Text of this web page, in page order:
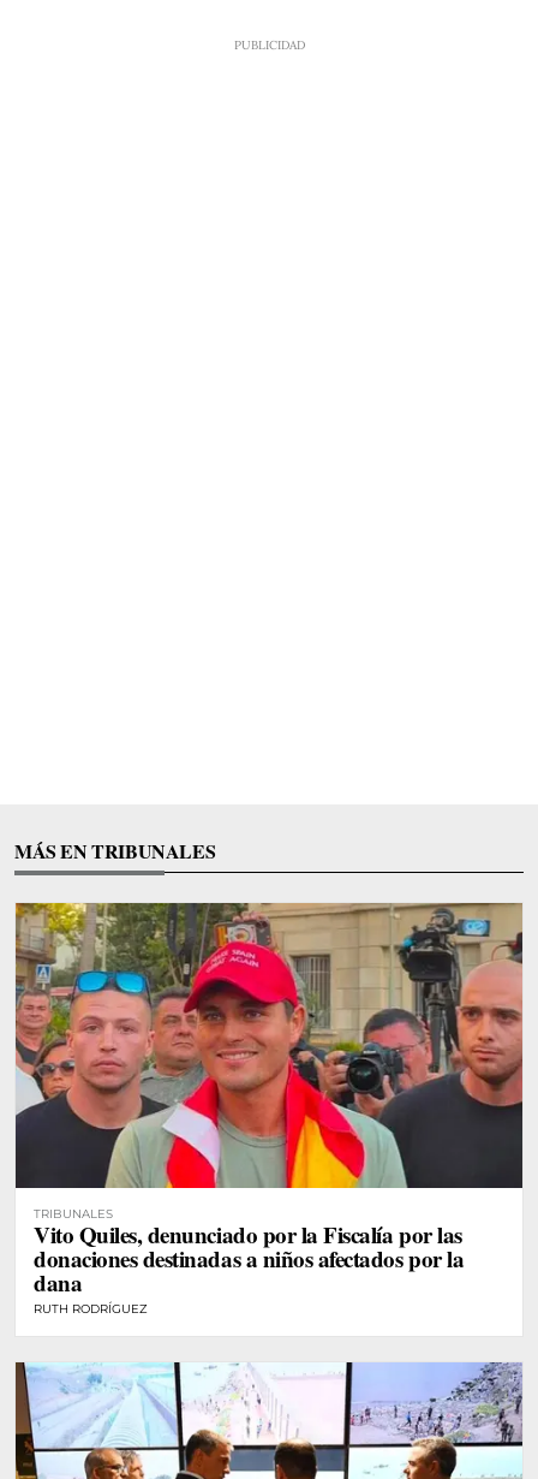
MÁS EN TRIBUNALES
TRIBUNALES
Vito Quiles, denunciado por la Fiscalía por las
donaciones destinadas a niños afectados por la
dana
RUTH RODRÍGUEZ